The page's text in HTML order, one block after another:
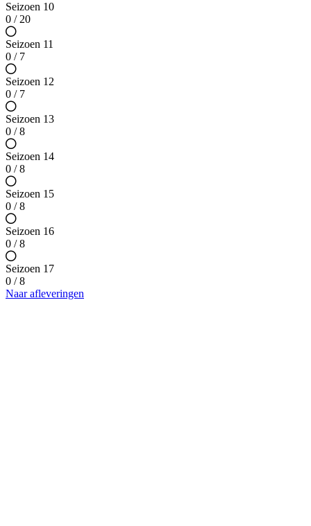
Seizoen 10
0 / 20
Seizoen 11
0 / 7
Seizoen 12
0 / 7
Seizoen 13
0 / 8
Seizoen 14
0 / 8
Seizoen 15
0 / 8
Seizoen 16
0 / 8
Seizoen 17
0 / 8
Naar afleveringen